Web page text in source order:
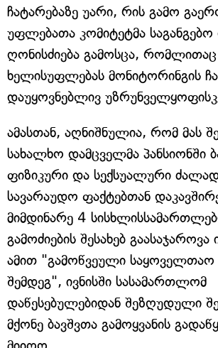
ჩატარებაზე უარი, რის გამო
უფლებათა კომიტეტმა
ღონისძიება გამოსცა, რომლითაც
ხელისუფლებას მონიტორინგის
დაუყოვნებლივ
ამასთან, აღნიშნულია, რომ მას
სახალხო დამცველმა პანსიონში
ფიზიკური და სექსუალური
სავარაუდო ფაქტებთან
მიმდინარე 4
გამოძიების შესახებ
ამით "გამოწვეული
შემდეგ", ივნისში სასამართლომ
დაწესებულებიდან შეზღუდული
მქონე ბავშვთა გამოყვანის